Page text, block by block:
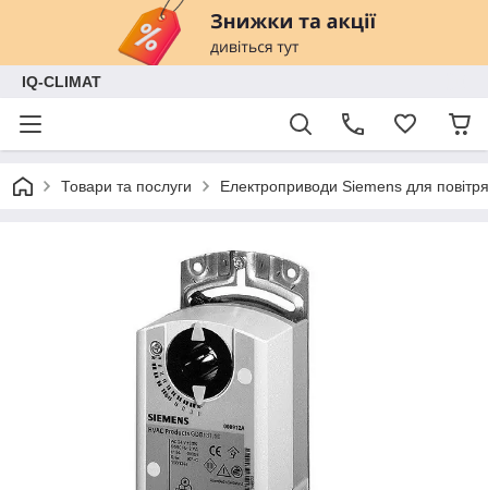
IQ-CLIMAT
Товари та послуги Електроприводи Siemens для